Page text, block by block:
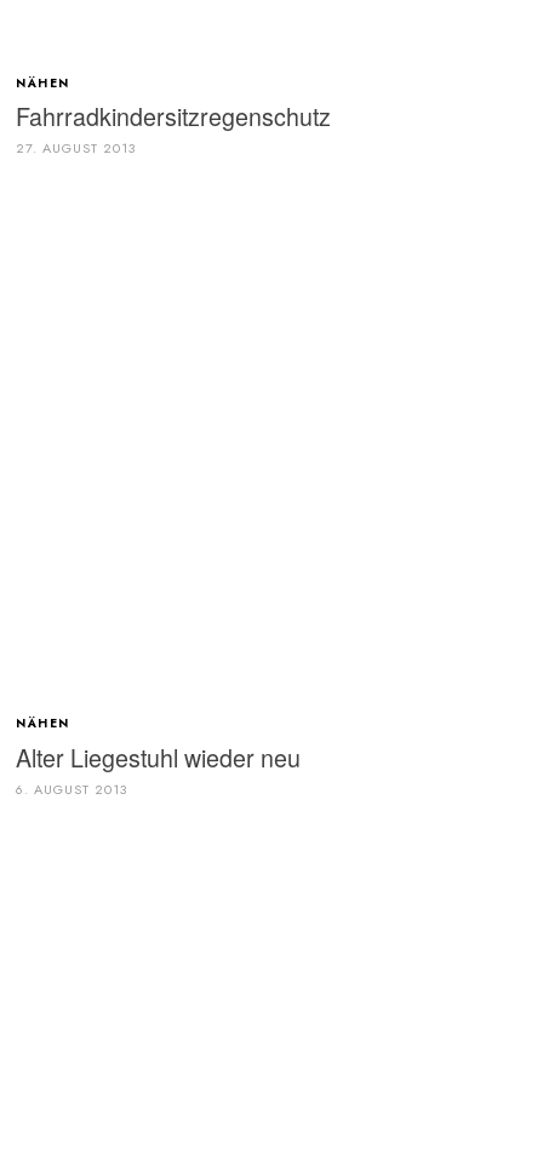
NÄHEN
Fahrradkindersitzregenschutz
27. AUGUST 2013
NÄHEN
Alter Liegestuhl wieder neu
6. AUGUST 2013